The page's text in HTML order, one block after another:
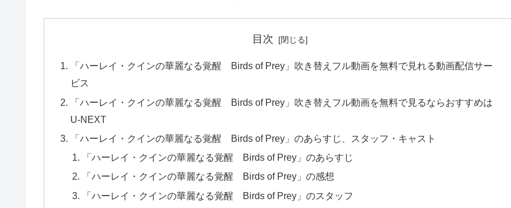
目次
「ハーレイ・クインの華麗なる覚醒 Birds of Prey」吹き替えフル動画を無料で見れる動画配信サー
ビス
「ハーレイ・クインの華麗なる覚醒 Birds of Prey」吹き替えフル動画を無料で見るならおすすめは
U-NEXT
「ハーレイ・クインの華麗なる覚醒 Birds of Prey」のあらすじ、スタッフ・キャスト
「ハーレイ・クインの華麗なる覚醒 Birds of Prey」のあらすじ
「ハーレイ・クインの華麗なる覚醒 Birds of Prey」の感想
「ハーレイ・クインの華麗なる覚醒 Birds of Prey」のスタッフ